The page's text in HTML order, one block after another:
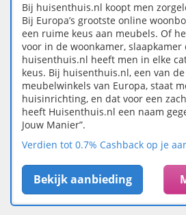
Bij huisenthuis.nl koopt men
Bij Europa’s grootste online
een ruime keus aan meubels. Of
voor in de woonkamer,
huisenthuis.nl heeft men in elke
keus. Bij huisenthuis.nl, een van
meubelwinkels van Europa, staat
huisinrichting, en dat voor een
heeft Huisenthuis.nl een naam
Jouw Manier”.
Verdien tot 0.7% Cashback op je
Bekijk aanbieding